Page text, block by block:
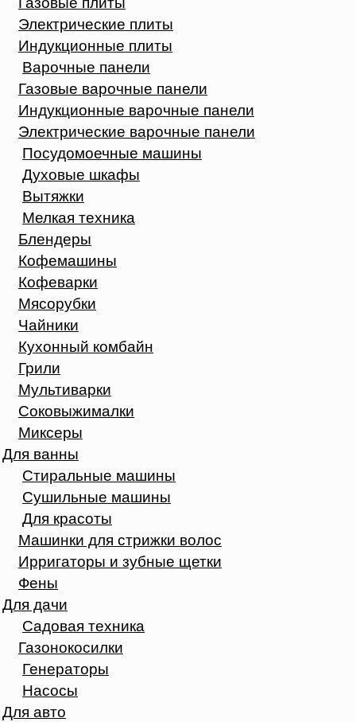
Электрические плиты
Индукционные плиты
Варочные панели
Газовые варочные панели
Индукционные варочные панели
Электрические варочные панели
Посудомоечные машины
Духовые шкафы
Вытяжки
Мелкая техника
Блендеры
Кофемашины
Кофеварки
Мясорубки
Чайники
Кухонный комбайн
Грили
Мультиварки
Соковыжималки
Миксеры
Для ванны
Стиральные машины
Сушильные машины
Для красоты
Машинки для стрижки волос
Ирригаторы и зубные щетки
Фены
Для дачи
Садовая техника
Газонокосилки
Генераторы
Насосы
Для авто